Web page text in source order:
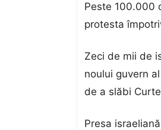
Peste 100.000
protesta
Zeci de mii de
noului guvern
de a slăbi
Presa